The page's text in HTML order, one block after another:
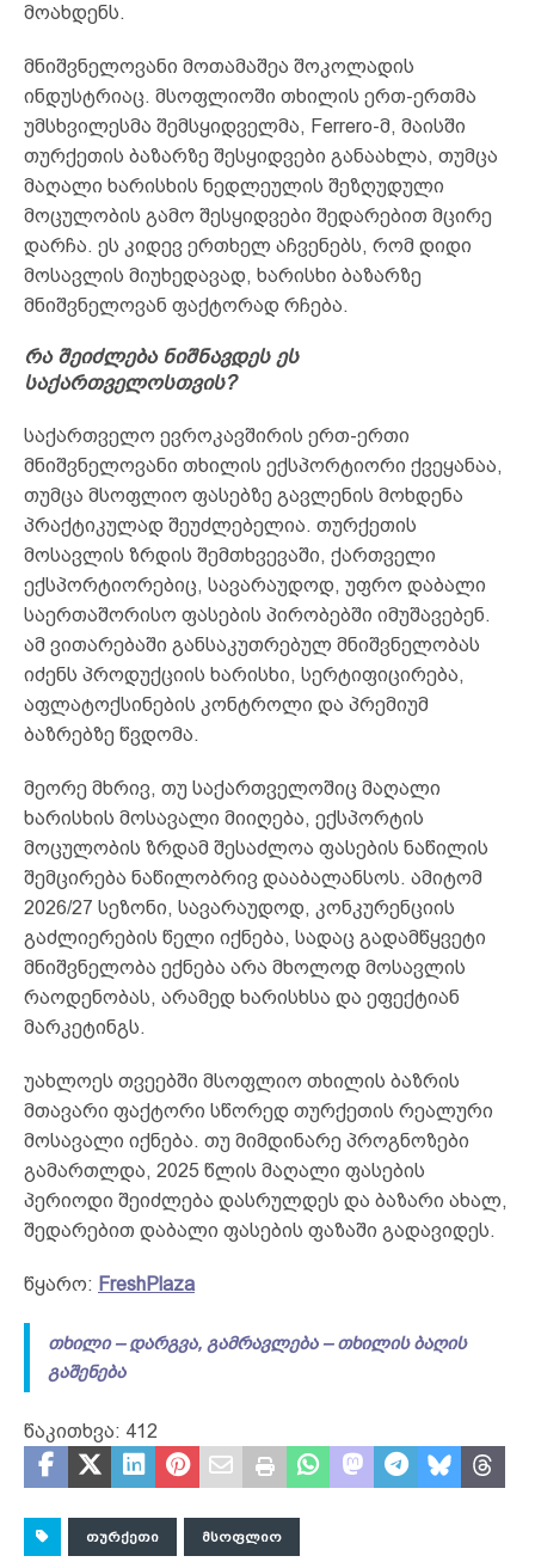
მოახდენს.
მნიშვნელოვანი მოთამაშეა შოკოლადის
ინდუსტრიაც. მსოფლიოში თხილის ერთ-ერთმა
უმსხვილესმა შემსყიდველმა, Ferrero-მ, მაისში
თურქეთის ბაზარზე შესყიდვები განაახლა, თუმცა
მაღალი ხარისხის ნედლეულის შეზღუდული
მოცულობის გამო შესყიდვები შედარებით მცირე
დარჩა. ეს კიდევ ერთხელ აჩვენებს, რომ დიდი
მოსავლის მიუხედავად, ხარისხი ბაზარზე
მნიშვნელოვან ფაქტორად რჩება.
რა შეიძლება ნიშნავდეს ეს
საქართველოსთვის?
საქართველო ევროკავშირის ერთ-ერთი
მნიშვნელოვანი თხილის ექსპორტიორი ქვეყანაა,
თუმცა მსოფლიო ფასებზე გავლენის მოხდენა
პრაქტიკულად შეუძლებელია. თურქეთის
მოსავლის ზრდის შემთხვევაში, ქართველი
ექსპორტიორებიც, სავარაუდოდ, უფრო დაბალი
საერთაშორისო ფასების პირობებში იმუშავებენ.
ამ ვითარებაში განსაკუთრებულ მნიშვნელობას
იძენს პროდუქციის ხარისხი, სერტიფიცირება,
აფლატოქსინების კონტროლი და პრემიუმ
ბაზრებზე წვდომა.
მეორე მხრივ, თუ საქართველოშიც მაღალი
ხარისხის მოსავალი მიიღება, ექსპორტის
მოცულობის ზრდამ შესაძლოა ფასების ნაწილის
შემცირება ნაწილობრივ დააბალანსოს. ამიტომ
2026/27 სეზონი, სავარაუდოდ, კონკურენციის
გაძლიერების წელი იქნება, სადაც გადამწყვეტი
მნიშვნელობა ექნება არა მხოლოდ მოსავლის
რაოდენობას, არამედ ხარისხსა და ეფექტიან
მარკეტინგს.
უახლოეს თვეებში მსოფლიო თხილის ბაზრის
მთავარი ფაქტორი სწორედ თურქეთის რეალური
მოსავალი იქნება. თუ მიმდინარე პროგნოზები
გამართლდა, 2025 წლის მაღალი ფასების
პერიოდი შეიძლება დასრულდეს და ბაზარი ახალ,
შედარებით დაბალი ფასების ფაზაში გადავიდეს.
წყარო: FreshPlaza
თხილი – დარგვა, გამრავლება – თხილის ბაღის
გაშენება
წაკითხვა: 412
ᲗᲣᲠᲥᲔᲗᲘ ᲛᲡᲝᲤᲚᲘᲝ